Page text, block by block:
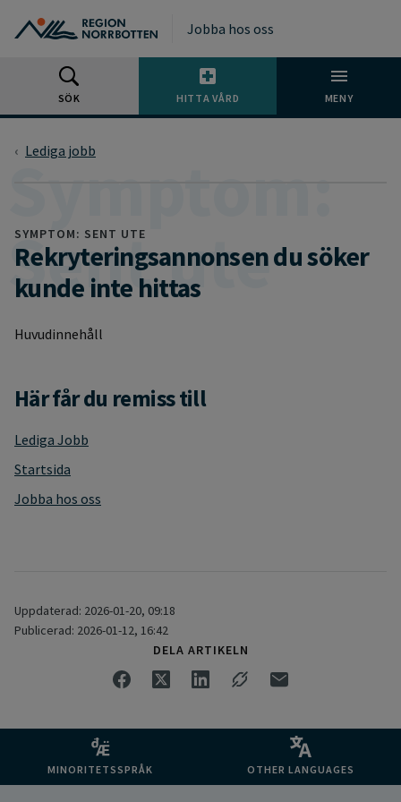
Jobba hos oss
SÖK HITTA VÅRD MENY
Lediga jobb
SYMPTOM: SENT UTE
Rekryteringsannonsen du söker
kunde inte hittas
Huvudinnehåll
Här får du remiss till
Lediga Jobb
Startsida
Jobba hos oss
Uppdaterad: 2026-01-20, 09:18
Publicerad: 2026-01-12, 16:42
DELA ARTIKELN
MINORITETSSPRÅK OTHER LANGUAGES